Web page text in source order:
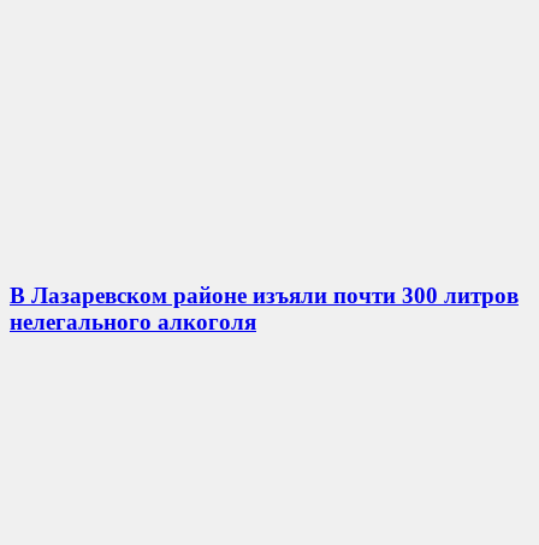
В Лазаревском районе изъяли почти 300 литров
нелегального алкоголя